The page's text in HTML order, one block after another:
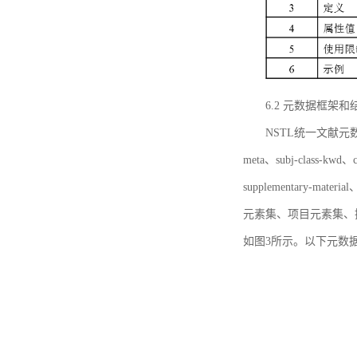
6.2 元数据框架和
NSTL统一文献元
meta、subj-class-kwd
supplementary-
元素集、项目元素集
如图3所示。以下元数